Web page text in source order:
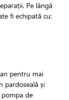
Pe lângă
fi echipată cu:
pentru mai
pardoseală și
de